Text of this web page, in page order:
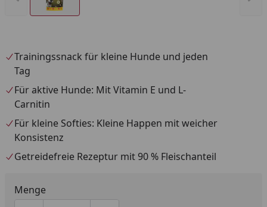
Trainingssnack für kleine Hunde und jeden
Tag
Für aktive Hunde: Mit Vitamin E und L-
Carnitin
Für kleine Softies: Kleine Happen mit weicher
Konsistenz
Getreidefreie Rezeptur mit 90 % Fleischanteil
Menge